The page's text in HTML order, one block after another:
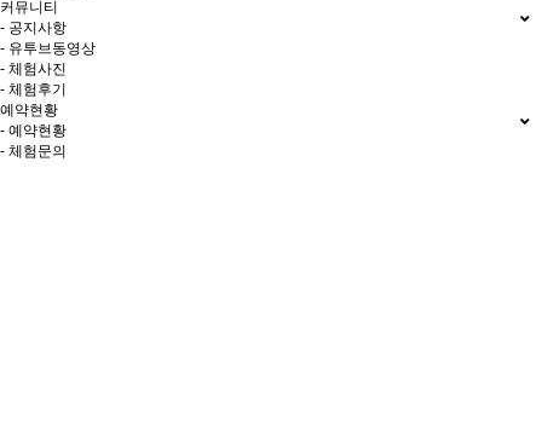
커뮤니티
- 공지사항
- 유투브동영상
- 체험사진
- 체험후기
예약현황
- 예약현황
- 체험문의